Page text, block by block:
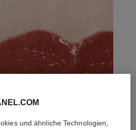
und ähnliche Technologien,